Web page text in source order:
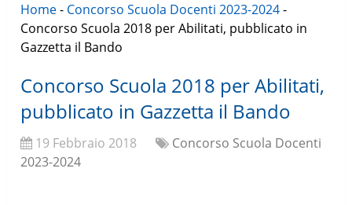
Home- Concorso Scuola Docenti 2023-2024-
Concorso Scuola 2018 per Abilitati, pubblicato in
Gazzetta il Bando
Concorso Scuola 2018 per Abilitati,
pubblicato in Gazzetta il Bando
19 Febbraio 2018
Concorso Scuola Docenti
2023-2024